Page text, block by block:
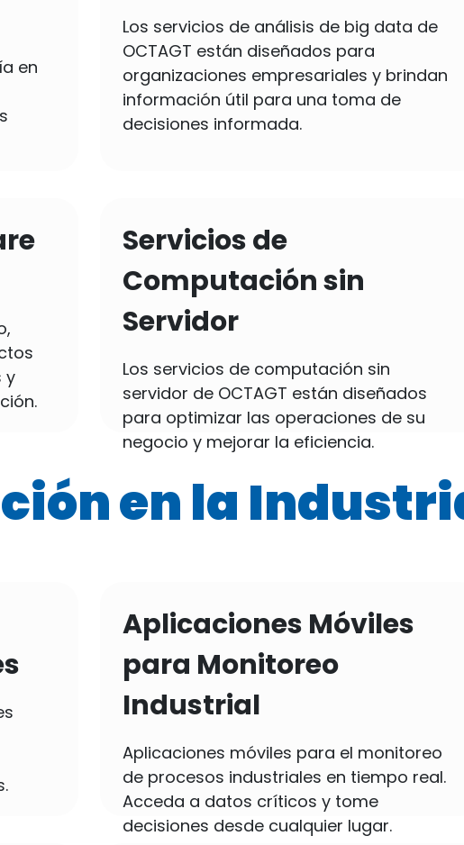
en
Los servicios de análisis de big data de
OCTAGT están diseñados para
organizaciones empresariales y brindan
información útil para una toma de
decisiones informada.
y
Servicios de
Computación sin
Servidor
Los servicios de computación sin
servidor de OCTAGT están diseñados
para optimizar las operaciones de su
negocio y mejorar la eficiencia.
en la
Aplicaciones Móviles
para Monitoreo
Industrial
Aplicaciones móviles para el monitoreo
de procesos industriales en tiempo real.
Acceda a datos críticos y tome
decisiones desde cualquier lugar.